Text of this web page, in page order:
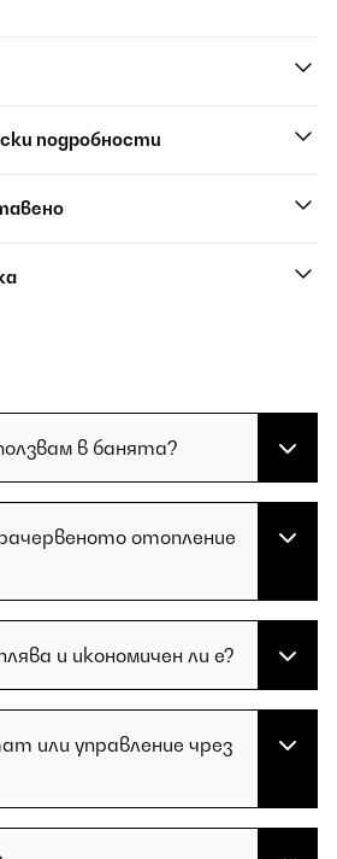
подробности
в банята?
отопление
и икономичен ли е?
или управление чрез